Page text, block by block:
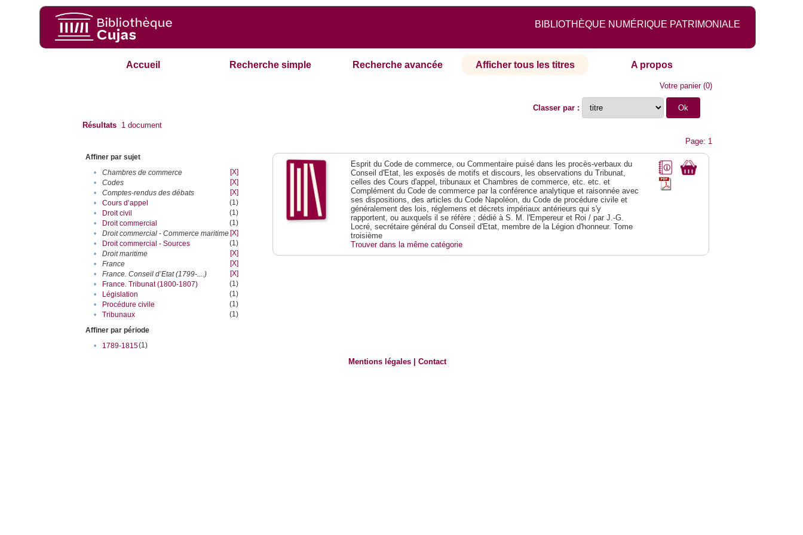
BIBLIOTHÈQUE NUMÉRIQUE PATRIMONIALE
Accueil Recherche simple Recherche avancée Afficher tous les titres A propos
Votre panier(0)
Classer par :
Résultats 1 document
Page: 1
Affiner par sujet
•
Chambres de commerce
[X]
•
Codes
[X]
•
Comptes-rendus des débats
[X]
•
Cours d’appel
(1)
•
Droit civil
(1)
•
Droit commercial
(1)
•
Droit commercial - Commerce maritime [X]
•
Droit commercial - Sources
(1)
•
Droit maritime
[X]
•
France
[X]
•
France. Conseil d’Etat (1799-....)
[X]
•
France. Tribunat (1800-1807)
(1)
•
Législation
(1)
•
Procédure civile
(1)
•
Tribunaux
(1)
Affiner par période
•
1789-1815(1)
Esprit du Code de commerce, ou Commentaire puisé dans les procès-verbaux du
Conseil d'Etat, les exposés de motifs et discours, les observations du Tribunat,
celles des Cours d'appel, tribunaux et Chambres de commerce, etc. etc. et
Complément du Code de commerce par la conférence analytique et raisonnée avec
ses dispositions, des articles du Code Napoléon, du Code de procédure civile et
généralement des lois, réglemens et décrets impériaux antérieurs qui s'y
rapportent, ou auxquels il se réfère ; dédié à S. M. l'Empereur et Roi / par J.-G.
Locré, secrétaire général du Conseil d'Etat, membre de la Légion d'honneur. Tome
troisième
Trouver dans la même catégorie
Mentions légales |Contact